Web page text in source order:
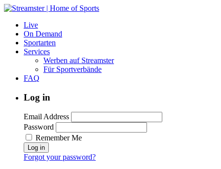
Live
On Demand
Sportarten
Services
Werben auf Streamster
Für Sportverbände
FAQ
Log in
Email Address
Password
Remember Me
Forgot your password?